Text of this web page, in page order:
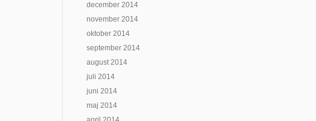
december 2014
november 2014
oktober 2014
september 2014
august 2014
juli 2014
juni 2014
maj 2014